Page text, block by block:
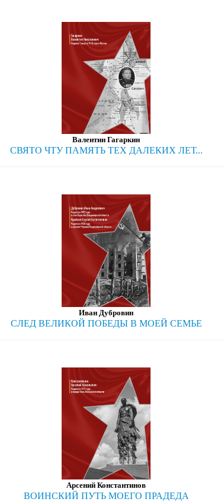
Валентин Гагаркин
СВЯТО ЧТУ ПАМЯТЬ ТЕХ ДАЛЕКИХ ЛЕТ...
Иван Дубровин
СЛЕД ВЕЛИКОЙ ПОБЕДЫ В МОЕЙ СЕМЬЕ
Арсений Константинов
ВОИНСКИЙ ПУТЬ МОЕГО ПРАДЕДА